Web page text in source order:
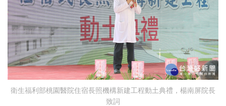
衛生福利部桃園醫院住宿長照機構新建工程動土典禮，楊南屏院長
致詞